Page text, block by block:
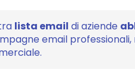
lista email di aziende
email